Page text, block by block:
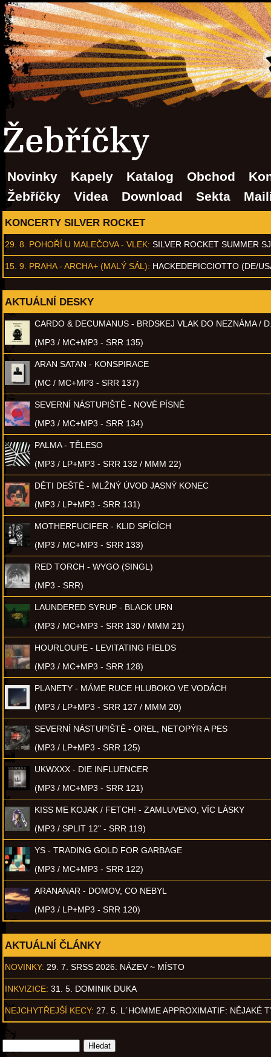
Žebříčky
Novinky Kapely Katalog Obchod
Žebříčky
Videa Download Sekta
KONCERTY SILVER ROCKET
29. 8. POHOŘÍ U MALEČOVA - VLEK: SILVER ROCKET SUMMER
15. 9. PRAHA - ARCHA+ (MALÝ SÁL): HACKEDEPICCIOTTO (DE/
AKTUÁLNÍ DESKY
CARDO & DECUMANUS - BRDSKEJ VLAK DO NEZNÁMA /
(MP3 / MC+MP3 - SRR 135)
ARAN SATAN - KONSPIRACE
(MC / MC+MP3 - SRR 137)
SEVERNÍ NÁSTUPIŠTĚ - NOVÉ PÍSNĚ
(MP3 / MC+MP3 - SRR 134)
PALMA - TĚLESO
(MP3 / LP+MP3 - SRR 132 / MMM 22)
DĚTI DEŠTĚ - MLŽNÝ ÚVOD JASNÝ KONEC
(MP3 / LP+MP3 - SRR 131)
MOTHERFUCIFER - KLID SPÍCÍCH
(MP3 / MC+MP3 - SRR 133)
RED TORCH - WYGO (SINGL)
(MP3 - SRR)
LAUNDERED SYRUP - BLACK URN
(MP3 / MC+MP3 - SRR 130 / MMM 21)
HOURLOUPE - LEVITATING FIELDS
(MP3 / MC+MP3 - SRR 128)
PLANETY - MÁME RUCE HLUBOKO VE VODÁCH
(MP3 / LP+MP3 - SRR 127 / MMM 20)
SEVERNÍ NÁSTUPIŠTĚ - OREL, NETOPÝR A PES
(MP3 / LP+MP3 - SRR 125)
UKWXXX - DIE INFLUENCER
(MP3 / MC+MP3 - SRR 121)
KISS ME KOJAK / FETCH! - ZAMLUVENO, VÍC LÁSKY
(MP3 / SPLIT 12" - SRR 119)
YS - TRADING GOLD FOR GARBAGE
(MP3 / MC+MP3 - SRR 122)
ARANANAR - DOMOV, CO NEBYL
(MP3 / LP+MP3 - SRR 120)
AKTUÁLNÍ ČLÁNKY
NOVINKY: 29. 7. SRSS 2026: NÁZEV ~ MÍSTO
INKVIZICE: 31. 5. DOMINIK DUKA
NEJCHYTŘEJŠÍ KECY: 27. 5. L´HOMME APPROXIMATIF: NĚJAKÉ